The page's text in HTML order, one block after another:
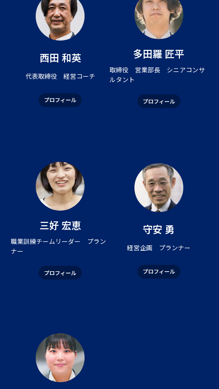
西田 和英
代表取締役 経営コーチ
プロフィール
多田羅 匠平
取締役 営業部長 シニアコンサ
ルタント
プロフィール
三好 宏恵
職業訓練チームリーダー プラン
ナー
プロフィール
守安 勇
経営企画 プランナー
プロフィール